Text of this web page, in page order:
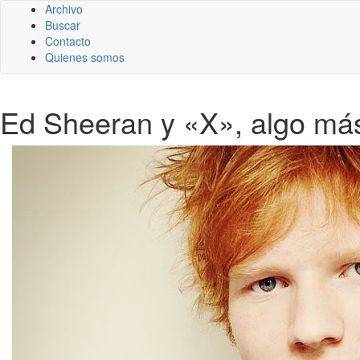
Archivo
Buscar
Contacto
Quienes somos
Ed Sheeran y «X», algo